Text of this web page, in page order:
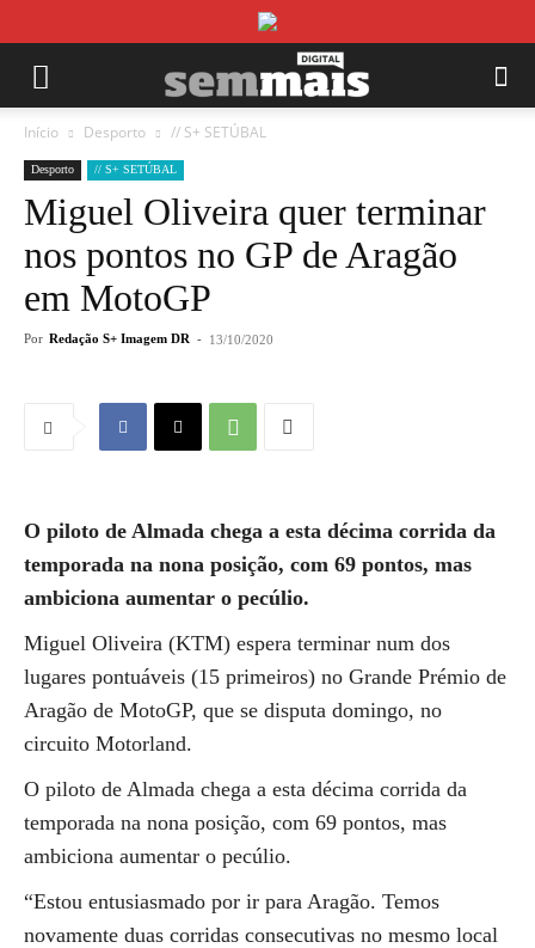
Início Desporto // S+ SETÚBAL
Desporto // S+ SETÚBAL
Miguel Oliveira quer terminar
nos pontos no GP de Aragão
em MotoGP
Por Redação S+ Imagem DR - 13/10/2020
O piloto de Almada chega a esta décima corrida da
temporada na nona posição, com 69 pontos, mas
ambiciona aumentar o pecúlio.
Miguel Oliveira (KTM) espera terminar num dos
lugares pontuáveis (15 primeiros) no Grande Prémio de
Aragão de MotoGP, que se disputa domingo, no
circuito Motorland.
O piloto de Almada chega a esta décima corrida da
temporada na nona posição, com 69 pontos, mas
ambiciona aumentar o pecúlio.
“Estou entusiasmado por ir para Aragão. Temos
novamente duas corridas consecutivas no mesmo local